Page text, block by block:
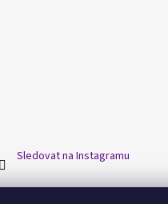
Sledovat na Instagramu